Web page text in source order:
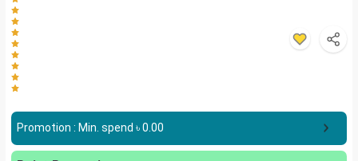
Promotion : Min. spend ৳0.00